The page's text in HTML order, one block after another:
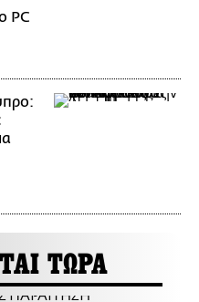
PC
ΤΩΡΑ